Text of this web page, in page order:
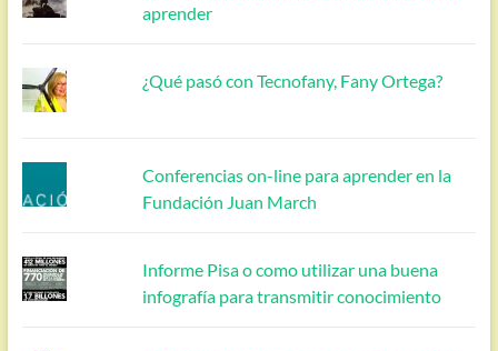
aprender
¿Qué pasó con Tecnofany, Fany Ortega?
Conferencias on-line para aprender en la
Fundación Juan March
Informe Pisa o como utilizar una buena
infografía para transmitir conocimiento